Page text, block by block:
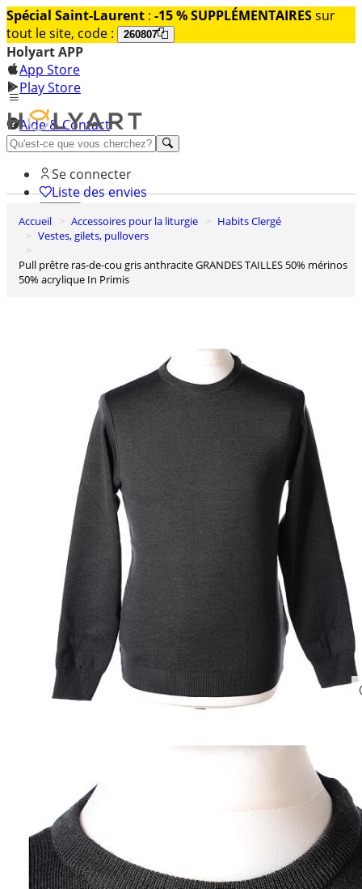
Spécial Saint-Laurent : -15 % SUPPLÉMENTAIRESsur
tout le site, code :
260807
Holyart APP
App Store
Play Store
Aide & Contact
Découvrez Premium
Se connecter
Liste des envies
0
Panier
Accueil Accessoires pour la liturgie
Habits Clergé
Vestes, gilets, pullovers
Pull prêtre ras-de-cou gris anthracite GRANDES TAILLES 50% mérinos
50% acrylique In Primis